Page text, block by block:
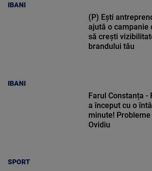
IBANI
IBANI
(P) Ești
ajută o campanie
să crești
brandului tău
SPORT
Farul Constanța -
a început cu o
minute!
Ovidiu